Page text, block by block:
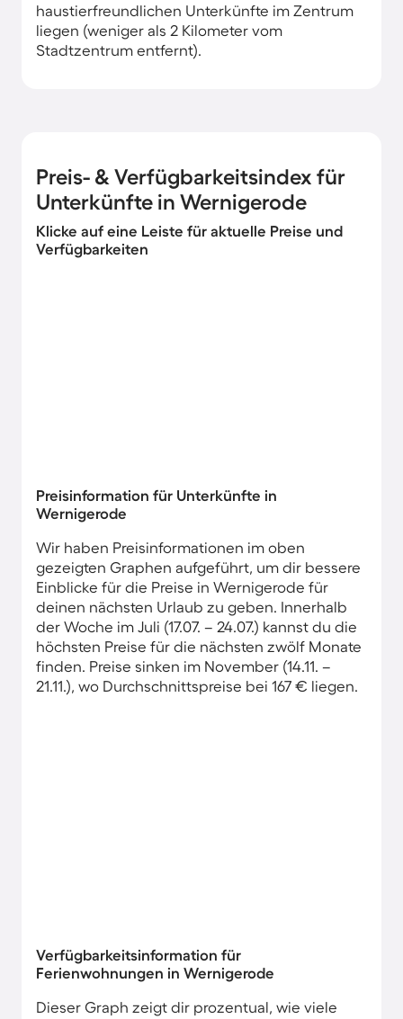
haustierfreundlichen Unterkünfte im Zentrum
liegen (weniger als 2 Kilometer vom
Stadtzentrum entfernt).
Preis- & Verfügbarkeitsindex für
Unterkünfte in Wernigerode
Klicke auf eine Leiste für aktuelle Preise und
Verfügbarkeiten
Preisinformation für Unterkünfte in
Wernigerode
Wir haben Preisinformationen im oben
gezeigten Graphen aufgeführt, um dir bessere
Einblicke für die Preise in Wernigerode für
deinen nächsten Urlaub zu geben. Innerhalb
der Woche im Juli (17.07. – 24.07.) kannst du die
höchsten Preise für die nächsten zwölf Monate
finden. Preise sinken im November (14.11. –
21.11.), wo Durchschnittspreise bei 167 € liegen.
Verfügbarkeitsinformation für
Ferienwohnungen in Wernigerode
Dieser Graph zeigt dir prozentual, wie viele